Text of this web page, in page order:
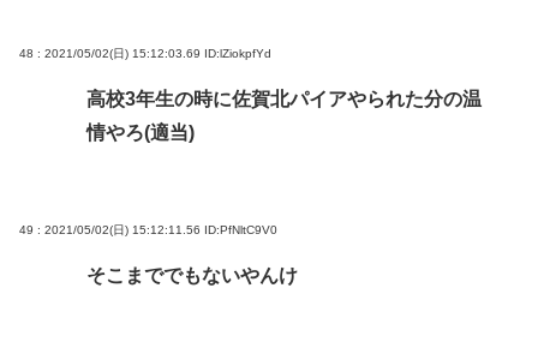
48 : 2021/05/02(日) 15:12:03.69 ID:lZiokpfYd
高校3年生の時に佐賀北パイアやられた分の温
情やろ(適当)
49 : 2021/05/02(日) 15:12:11.56 ID:PfNltC9V0
そこまででもないやんけ